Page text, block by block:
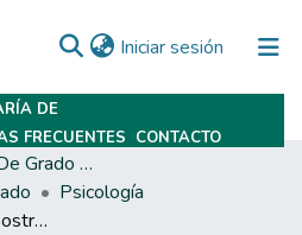
Iniciar sesión (current)
DE
FRECUENTES CONTACTO
Trabajos Finales De Grado Y Posgrado
Psicología
Trastorno por estrés postraumático en veteranos de Malvinas.